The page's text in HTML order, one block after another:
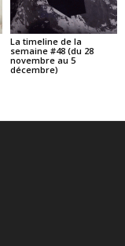
La timeline de la
semaine #48 (du 28
novembre au 5
décembre)